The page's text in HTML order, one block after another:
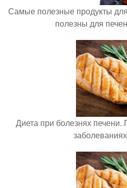
Самые полезные продукты
полезны для
Диета при болезнях